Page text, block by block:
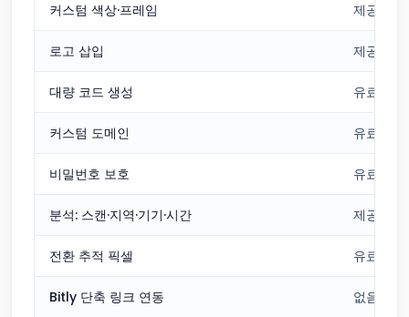
커스텀 색상·프레임 제공
로고 삽입 제공
대량 코드 생성 유료
커스텀 도메인 유료
비밀번호 보호 유료
분석: 스캔·지역·기기·시간 제공
전환 추적 픽셀 유료
Bitly 단축 링크 연동 없음